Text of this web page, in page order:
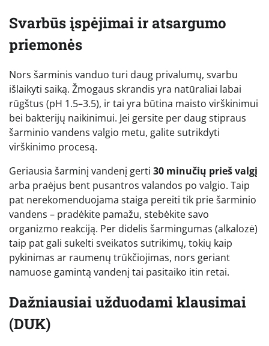
Svarbūs įspėjimai ir atsargumo
priemonės
Nors šarminis vanduo turi daug privalumų, svarbu
išlaikyti saiką. Žmogaus skrandis yra natūraliai labai
rūgštus (pH 1.5–3.5), ir tai yra būtina maisto virškinimui
bei bakterijų naikinimui. Jei gersite per daug stipraus
šarminio vandens valgio metu, galite sutrikdyti
virškinimo procesą.
Geriausia šarminį vandenį gerti 30 minučių prieš valgį
arba praėjus bent pusantros valandos po valgio. Taip
pat nerekomenduojama staiga pereiti tik prie šarminio
vandens – pradėkite pamažu, stebėkite savo
organizmo reakciją. Per didelis šarmingumas (alkalozė)
taip pat gali sukelti sveikatos sutrikimų, tokių kaip
pykinimas ar raumenų trūkčiojimas, nors geriant
namuose gamintą vandenį tai pasitaiko itin retai.
Dažniausiai užduodami klausimai
(DUK)